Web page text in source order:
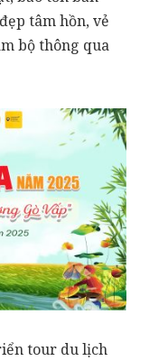
tâm hồn, vẻ
bộ thông qua
tour du lịch